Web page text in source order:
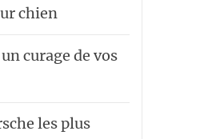
chien
curage de vos
les plus